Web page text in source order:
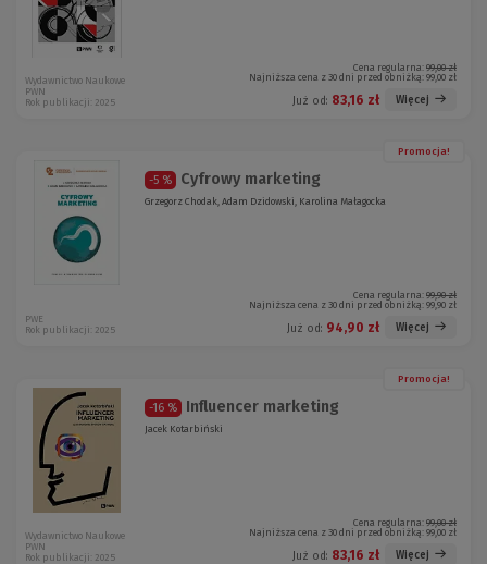
Cena regularna: 99,00 zł
Najniższa cena z 30 dni przed obniżką: 99,00 zł
Już od: 83,16 zł Więcej
Wydawnictwo Naukowe
PWN
Rok publikacji: 2025
Promocja!
-5 % Cyfrowy marketing
Grzegorz Chodak, Adam Dzidowski, Karolina Małagocka
Cena regularna: 99,90 zł
Najniższa cena z 30 dni przed obniżką: 99,90 zł
Już od: 94,90 zł Więcej
PWE
Rok publikacji: 2025
Promocja!
-16 % Influencer marketing
Jacek Kotarbiński
Cena regularna: 99,00 zł
Najniższa cena z 30 dni przed obniżką: 99,00 zł
Już od: 83,16 zł Więcej
Wydawnictwo Naukowe
PWN
Rok publikacji: 2025